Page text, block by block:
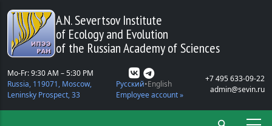
Skip to main content
A.N. Severtsov Institute
of Ecology and Evolution
of the Russian Academy of Sciences
Mo-Fr: 9:30 AM – 5:30 PM
Russia, 119071, Moscow,
Leninsky Prospect, 33
Русский English
Employee account »
+7 495 633-09-22
admin@sevin.ru